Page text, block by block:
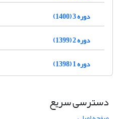
دوره 3 (1400)
دوره 2 (1399)
دوره 1 (1398)
دسترسی سریع